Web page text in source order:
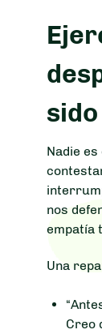
Nadie
nos
empatía
Una
Creo